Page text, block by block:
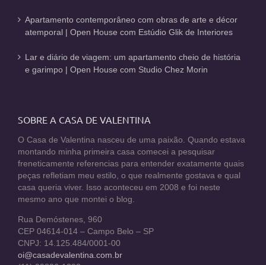
Apartamento contemporâneo com obras de arte e décor
atemporal | Open House com Estúdio Glik de Interiores
Lar e diário de viagem: um apartamento cheio de história
e garimpo | Open House com Studio Chez Morin
SOBRE A CASA DE VALENTINA
O Casa de Valentina nasceu de uma paixão. Quando estava
montando minha primeira casa comecei a pesquisar
freneticamente referencias para entender exatamente quais
peças refletiam meu estilo, o que realmente gostava e qual
casa queria viver. Isso aconteceu em 2008 e foi neste
mesmo ano que montei o blog.
Rua Demóstenes, 960
CEP 04614-014 – Campo Belo – SP
CNPJ: 14.125.484/0001-00
oi@casadevalentina.com.br